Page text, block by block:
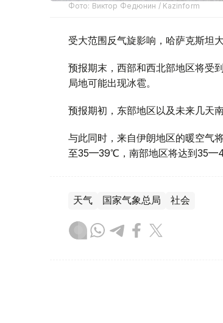
Фото: Виктор Федюнин / Kazinform
受大范围反气旋影响，哈萨克斯坦
预报期末，西部和西北部地区将受
局地可能出现冰雹。
预报期初，东部地区以及未来几天
与此同时，来自伊朗地区的暖空气
至35—39℃，南部地区将达到
天气 国家气象总局 社会